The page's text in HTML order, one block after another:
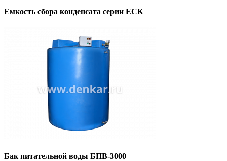
Емкость сбора конденсата серии ЕСК
Бак питательной воды БПВ-3000